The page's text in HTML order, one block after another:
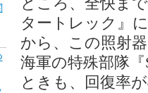
ところ、全快ま
タートレック』
から、この照射
海軍の特殊部隊
ときも、回復率